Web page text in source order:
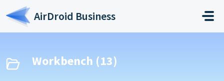
Salta al contenuto principale
AirDroid Business
Workbench (13)